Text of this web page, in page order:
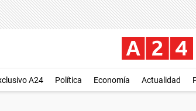
A24 Política Economía Actualidad